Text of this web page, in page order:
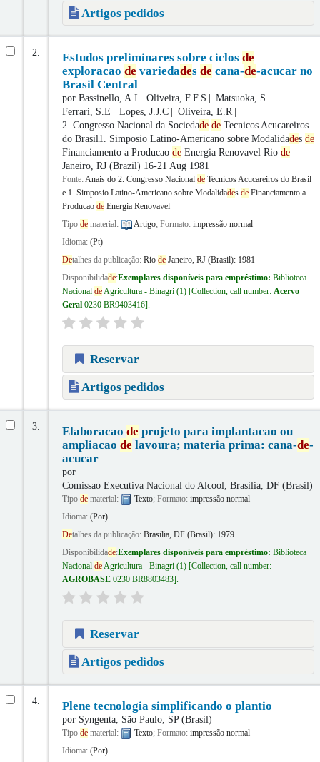
Artigos pedidos
2. Estudos preliminares sobre ciclos de
exploracao de variedades de cana-de-acucar no
Brasil Central
por Bassinello, A.I Oliveira, F.F.S
Matsuoka, S
Ferrari, S.E
Lopes, J.J.C
Oliveira, E.R
2. Congresso Nacional da Sociedade deTecnicos Acucareiros
do Brasil1. Simposio Latino-Americano sobre Modalidades de
Financiamento a Producao deEnergia Renovavel Rio de
Janeiro, RJ (Brazil) 16-21 Aug 1981
Fonte: Anais do 2. Congresso Nacional deTecnicos Acucareiros do Brasil
e 1. Simposio Latino-Americano sobre Modalidades deFinanciamento a
Producao deEnergia Renovavel
Tipo dematerial: Artigo; Formato: impressão normal
Idioma: (Pt)
Detalhes da publicação: Rio deJaneiro, RJ (Brasil): 1981
Disponibilidade:Exemplares disponíveis para empréstimo: Biblioteca
Nacional deAgricultura - Binagri(1) Collection, call number: Acervo
Geral 0230 BR9403416 .
Reservar
Artigos pedidos
3. Elaboracao de projeto para implantacao ou
ampliacao de lavoura; materia prima: cana-de-
acucar
por
Comissao Executiva Nacional do Alcool, Brasilia, DF (Brasil)
Tipo dematerial: Texto; Formato: impressão normal
Idioma: (Por)
Detalhes da publicação: Brasilia, DF (Brasil): 1979
Disponibilidade:Exemplares disponíveis para empréstimo: Biblioteca
Nacional deAgricultura - Binagri(1) Collection, call number:
AGROBASE 0230 BR8803483 .
Reservar
Artigos pedidos
4. Plene tecnologia simplificando o plantio
por Syngenta, São Paulo, SP (Brasil)
Tipo dematerial: Texto; Formato: impressão normal
Idioma: (Por)